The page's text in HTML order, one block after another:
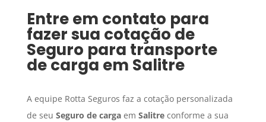
Entre em contato para
fazer sua cotação de
Seguro para transporte
de carga em Salitre
A equipe Rotta Seguros faz a cotação personalizada
de seu Seguro de cargaem Salitreconforme a sua